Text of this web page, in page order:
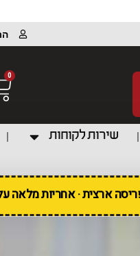
0
שירות לקוחות
ארצית · אחריות מלאה